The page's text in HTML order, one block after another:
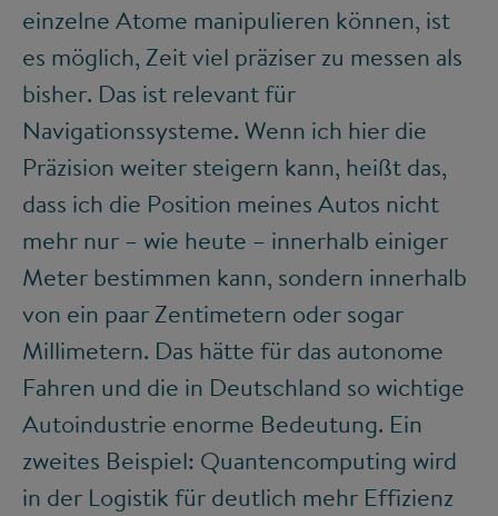
einzelne Atome manipulieren können, ist
es möglich, Zeit viel präziser zu messen als
bisher. Das ist relevant für
Navigationssysteme. Wenn ich hier die
Präzision weiter steigern kann, heißt das,
dass ich die Position meines Autos nicht
mehr nur – wie heute – innerhalb einiger
Meter bestimmen kann, sondern innerhalb
von ein paar Zentimetern oder sogar
Millimetern. Das hätte für das autonome
Fahren und die in Deutschland so wichtige
Autoindustrie enorme Bedeutung. Ein
zweites Beispiel: Quantencomputing wird
in der Logistik für deutlich mehr Effizienz